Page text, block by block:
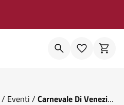
/ Eventi / Carnevale Di Venezia